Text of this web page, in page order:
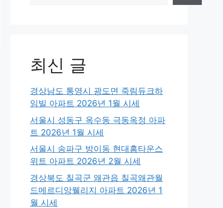
최신 글
경상남도 통영시 광도면 죽림듀크하
임빌 아파트 2026년 1월 시세
서울시 성동구 옥수동 극동옥정 아파
트 2026년 1월 시세
서울시 송파구 방이동 현대홈타운스
위트 아파트 2026년 2월 시세
경상북도 칠곡군 왜관읍 칠곡왜관월
드메르디앙웰리지 아파트 2026년 1
월 시세